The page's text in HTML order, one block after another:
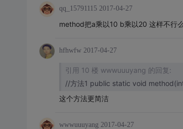
qq_15791115 2017-04-27
method把a乘以10 b乘以20 这样不行么
hfhwfw 2017-04-27
引用 10 楼 wwwuuuyang 的回复:
这个方法更简洁
wwwuuuyang 2017-04-27